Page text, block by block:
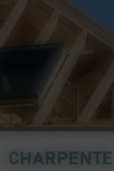
CHARPENTE